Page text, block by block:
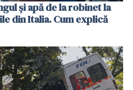
și apă de la robinet la
din Italia. Cum explică